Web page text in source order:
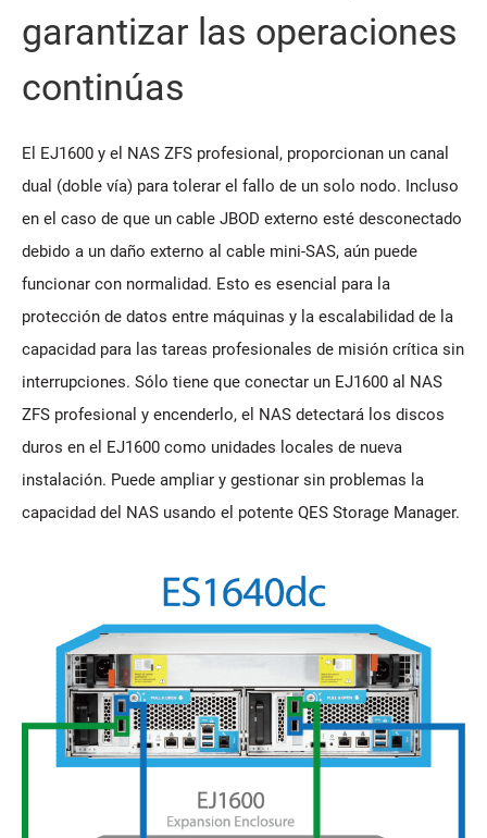
garantizar las operaciones
continúas
El EJ1600 y el NAS ZFS profesional, proporcionan un canal
dual (doble vía) para tolerar el fallo de un solo nodo. Incluso
en el caso de que un cable JBOD externo esté desconectado
debido a un daño externo al cable mini-SAS, aún puede
funcionar con normalidad. Esto es esencial para la
protección de datos entre máquinas y la escalabilidad de la
capacidad para las tareas profesionales de misión crítica sin
interrupciones. Sólo tiene que conectar un EJ1600 al NAS
ZFS profesional y encenderlo, el NAS detectará los discos
duros en el EJ1600 como unidades locales de nueva
instalación. Puede ampliar y gestionar sin problemas la
capacidad del NAS usando el potente QES Storage Manager.